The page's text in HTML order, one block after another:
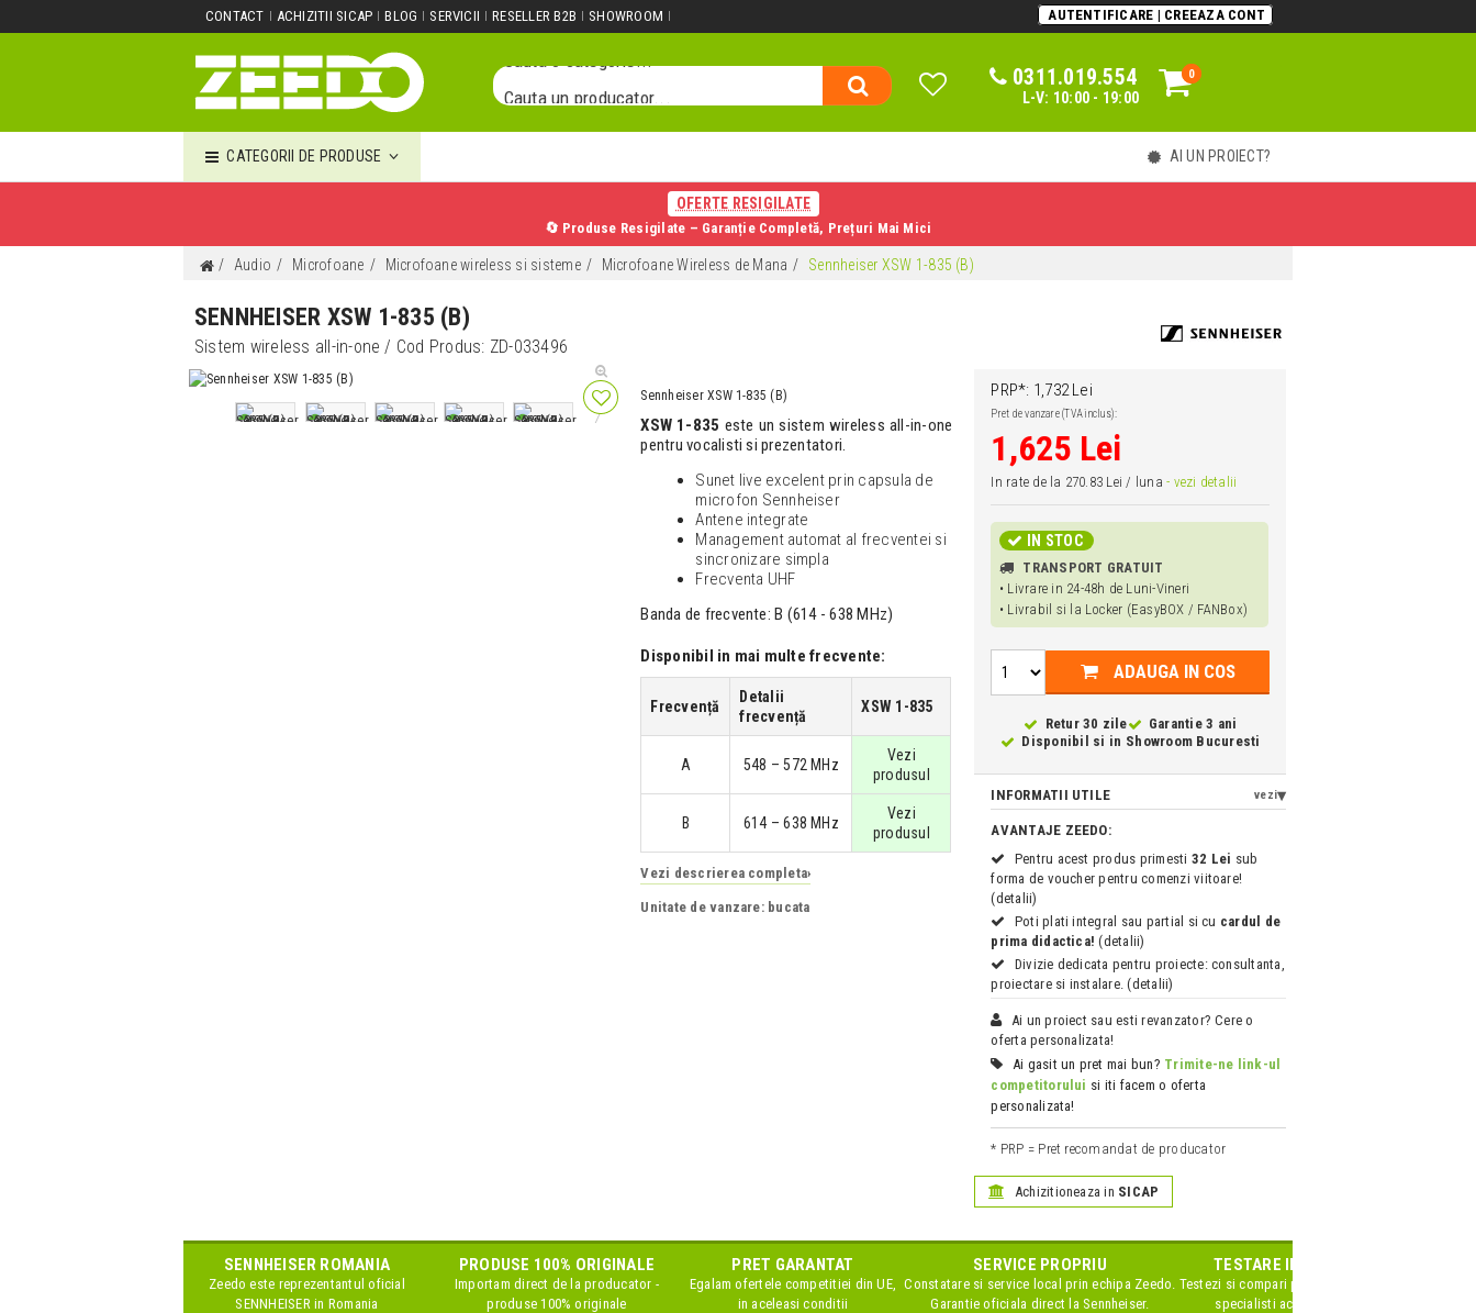
CONTACT ACHIZITII SICAP BLOG SERVICII RESELLER B2B SHOWROOM AUTENTIFICARE | CREEAZA CONT
0311.019.554
L-V: 10:00 - 19:00
0
0
Cauta un produs...
CATEGORII DE PRODUSE AI UN PROIECT?
OFERTE RESIGILATE
🔄 Produse Resigilate – Garanție Completă, Prețuri Mai Mici
Audio Microfoane Microfoane wireless si sisteme Microfoane Wireless de Mana Sennheiser XSW 1-835 (B)
SENNHEISER XSW 1-835 (B)
Sistem wireless all-in-one/ Cod Produs: ZD-033496
Sennheiser XSW 1-835 (B)
XSW 1-835 este un sistem wireless all-in-one
pentru vocalisti si prezentatori.
Sunet live excelent prin capsula de
microfon Sennheiser
Antene integrate
Management automat al frecventei si
sincronizare simpla
Frecventa UHF
Banda de frecvente: B (614 - 638 MHz)
Disponibil in mai multe frecvente:
Frecvență
Detalii
frecvență
XSW 1-835
A 548 – 572 MHz
Vezi
produsul
B 614 – 638 MHz
Vezi
produsul
Vezi descrierea completa›
Unitate de vanzare: bucata
PRP*: 1,732 Lei
Pret de vanzare (TVA inclus):
1,625 Lei
In rate de la 270.83 Lei / luna- vezi detalii
IN STOC
TRANSPORT GRATUIT
• Livrare in 24-48h de Luni-Vineri
• Livrabil si la Locker (EasyBOX / FANBox)
ADAUGA IN COS
Retur 30 zile
Garantie 3 ani
Disponibil si in Showroom Bucuresti
INFORMATII UTILE vezi
AVANTAJE ZEEDO:
Pentru acest produs primesti 32 Lei sub
forma de voucher pentru comenzi viitoare!
(detalii)
Poti plati integral sau partial si cu cardul de
prima didactica! (detalii)
Divizie dedicata pentru proiecte: consultanta,
proiectare si instalare. (detalii)
Ai un proiect sau esti revanzator? Cere o
oferta personalizata!
Ai gasit un pret mai bun? Trimite-ne link-ul
competitorului si iti facem o oferta
personalizata!
* PRP = Pret recomandat de producator
Achizitioneaza in SICAP
SENNHEISER ROMANIA
Zeedo este reprezentantul oficial
SENNHEISERin Romania
PRODUSE 100% ORIGINALE
Importam direct de la producator -
produse 100% originale
PRET GARANTAT
Egalam ofertele competitiei din UE,
in aceleasi conditii
SERVICE PROPRIU
Constatare si service local prin echipa Zeedo.
Garantie oficiala direct la Sennheiser.
TESTARE IN SHOWROOM
Testezi si compari produsele impreuna cu
specialisti acreditati de brand